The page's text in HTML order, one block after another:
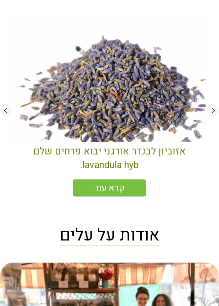
אזוביון לבנדר אורגני יבוא פרחים שלם
lavandula hyb.
קרא עוד
אודות על עלים